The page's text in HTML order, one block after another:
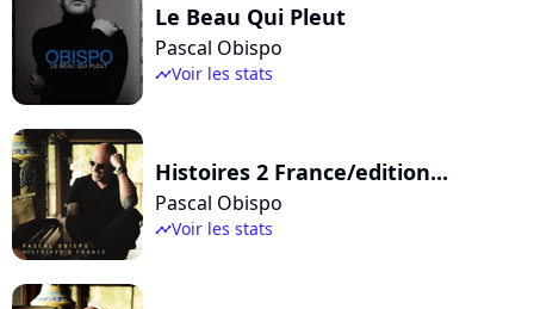
Le Beau Qui Pleut
Pascal Obispo
timelineVoir les stats
Histoires 2 France/edition...
Pascal Obispo
timelineVoir les stats